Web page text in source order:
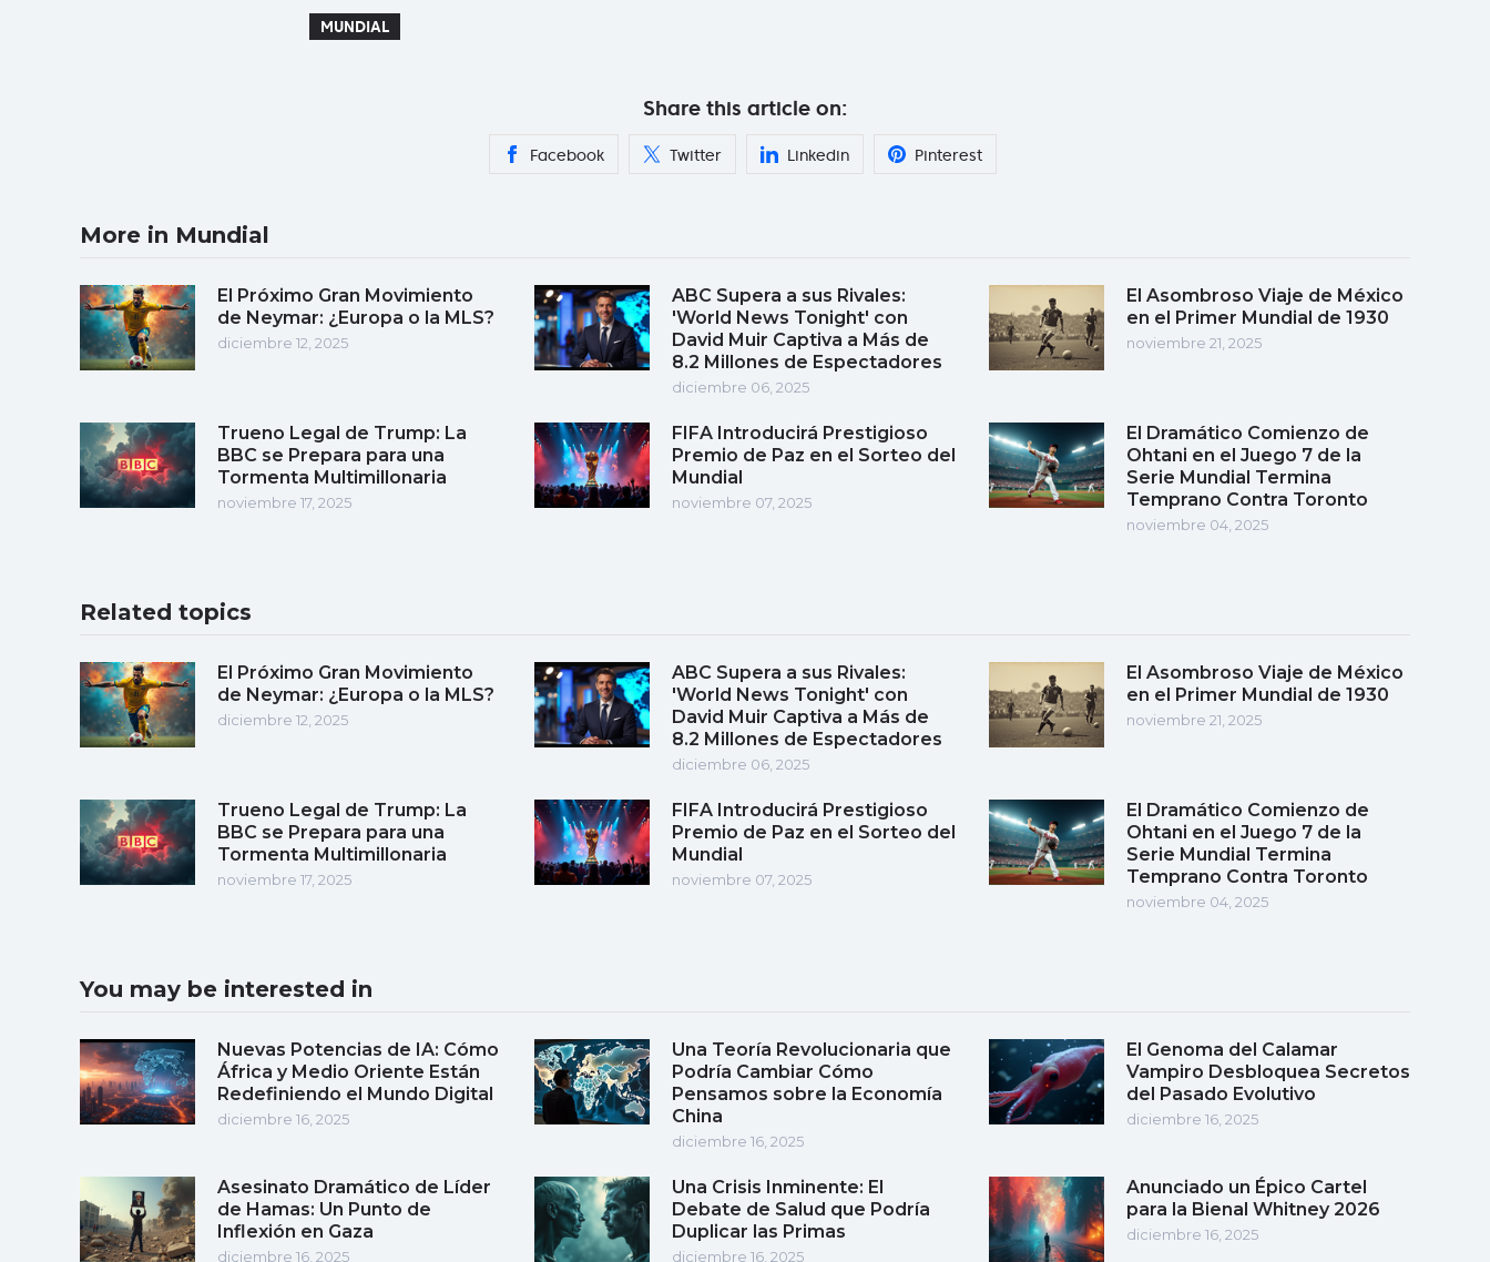
MUNDIAL
Share this article on:
Facebook Twitter Linkedin Pinterest
More in Mundial
El Próximo Gran Movimiento
de Neymar: ¿Europa o la MLS?
diciembre 12, 2025
ABC Supera a sus Rivales:
'World News Tonight' con
David Muir Captiva a Más de
8.2 Millones de Espectadores
diciembre 06, 2025
El Asombroso Viaje de México
en el Primer Mundial de 1930
noviembre 21, 2025
Trueno Legal de Trump: La
BBC se Prepara para una
Tormenta Multimillonaria
noviembre 17, 2025
FIFA Introducirá Prestigioso
Premio de Paz en el Sorteo del
Mundial
noviembre 07, 2025
El Dramático Comienzo de
Ohtani en el Juego 7 de la
Serie Mundial Termina
Temprano Contra Toronto
noviembre 04, 2025
Related topics
El Próximo Gran Movimiento
de Neymar: ¿Europa o la MLS?
diciembre 12, 2025
ABC Supera a sus Rivales:
'World News Tonight' con
David Muir Captiva a Más de
8.2 Millones de Espectadores
diciembre 06, 2025
El Asombroso Viaje de México
en el Primer Mundial de 1930
noviembre 21, 2025
Trueno Legal de Trump: La
BBC se Prepara para una
Tormenta Multimillonaria
noviembre 17, 2025
FIFA Introducirá Prestigioso
Premio de Paz en el Sorteo del
Mundial
noviembre 07, 2025
El Dramático Comienzo de
Ohtani en el Juego 7 de la
Serie Mundial Termina
Temprano Contra Toronto
noviembre 04, 2025
You may be interested in
Nuevas Potencias de IA: Cómo
África y Medio Oriente Están
Redefiniendo el Mundo Digital
diciembre 16, 2025
Una Teoría Revolucionaria que
Podría Cambiar Cómo
Pensamos sobre la Economía
China
diciembre 16, 2025
El Genoma del Calamar
Vampiro Desbloquea Secretos
del Pasado Evolutivo
diciembre 16, 2025
Asesinato Dramático de Líder
de Hamas: Un Punto de
Inflexión en Gaza
diciembre 16, 2025
Una Crisis Inminente: El
Debate de Salud que Podría
Duplicar las Primas
diciembre 16, 2025
Anunciado un Épico Cartel
para la Bienal Whitney 2026
diciembre 16, 2025